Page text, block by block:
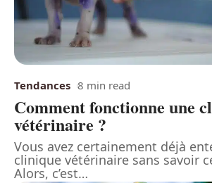
Tendances 8 min read
Comment fonctionne une
vétérinaire ?
Vous avez certainement déjà
clinique vétérinaire sans savoir
Alors, c’est…